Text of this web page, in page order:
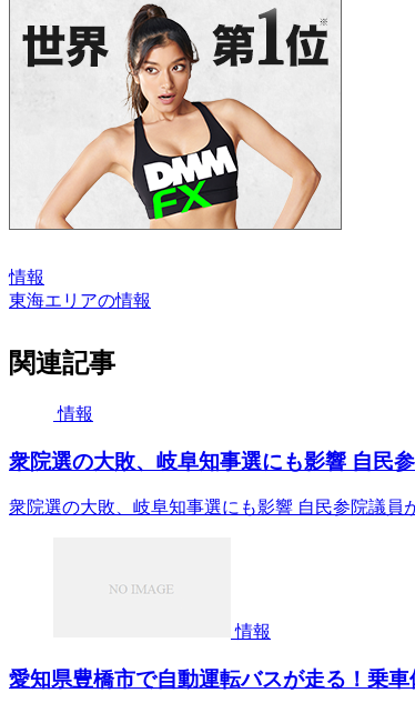
情報
東海エリアの情報
関連記事
情報
衆院選の大敗、岐阜知事選にも影響 自民
衆院選の大敗、岐阜知事選にも影響 自民参院議
情報
愛知県豊橋市で自動運転バスが走る！乗